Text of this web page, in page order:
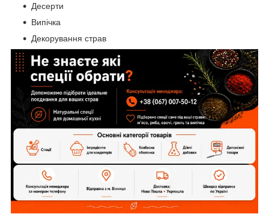
Десерти
Випічка
Декорування страв